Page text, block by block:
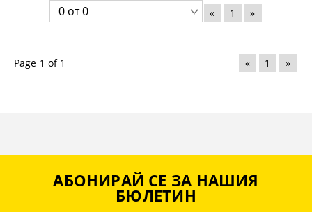
« 1 »
Page 1 of 1 « 1 »
АБОНИРАЙ СЕ ЗА НАШИЯ
БЮЛЕТИН